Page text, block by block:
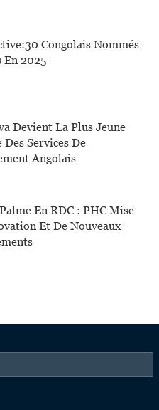
Congolais Nommés
En 2025
Devient La Plus Jeune
Services De
Angolais
En RDC : PHC Mise
Et De Nouveaux